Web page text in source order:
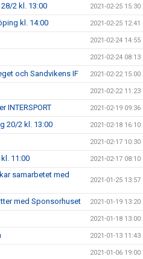
2 kl. 13:00 2021-02-25 15:30
kl. 14:00 2021-02-25 12:41
2021-02-24 14:55
2021-02-24 08:13
och Sandvikens IF 2021-02-22 15:00
2021-02-22 11:23
INTERSPORT 2021-02-19 09:36
20/2 kl. 13:00 2021-02-18 16:10
2021-02-17 10:30
11:00 2021-02-17 08:10
samarbetet med
2021-01-25 13:57
med Sponsorhuset 2021-01-19 13:20
2021-01-18 13:00
2021-01-13 11:43
2021-01-06 19:00